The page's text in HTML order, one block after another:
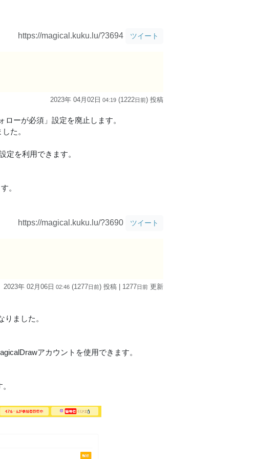
https://magical.kuku.lu/?3694 ツイート
2023年 04月02日 04:19 (1222日前) 投稿
ーが必須」設定を廃止します。
た。
定を利用できます。
。
https://magical.kuku.lu/?3690 ツイート
2023年 02月06日 02:46 (1277日前) 投稿 | 1277日前 更新
ました。
アカウントを使用できます。